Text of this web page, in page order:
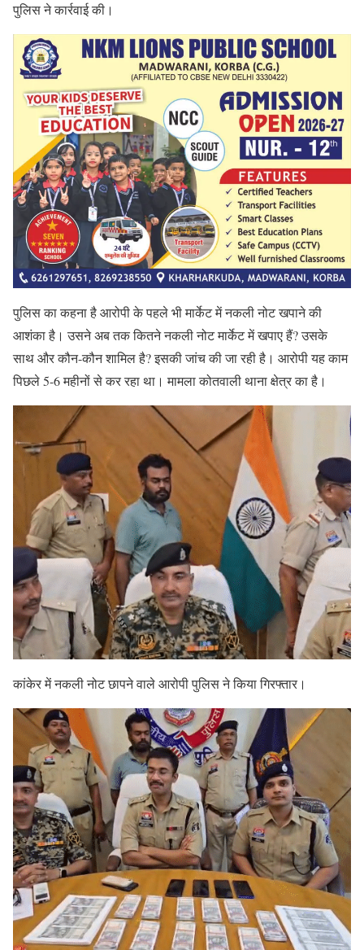
पुलिस ने कार्रवाई की।
पुलिस का कहना है आरोपी के पहले भी मार्केट में नकली नोट खपाने की
आशंका है। उसने अब तक कितने नकली नोट मार्केट में खपाए हैं? उसके
साथ और कौन-कौन शामिल है? इसकी जांच की जा रही है। आरोपी यह काम
पिछले 5-6 महीनों से कर रहा था। मामला कोतवाली थाना क्षेत्र का है।
कांकेर में नकली नोट छापने वाले आरोपी पुलिस ने किया गिरफ्तार।